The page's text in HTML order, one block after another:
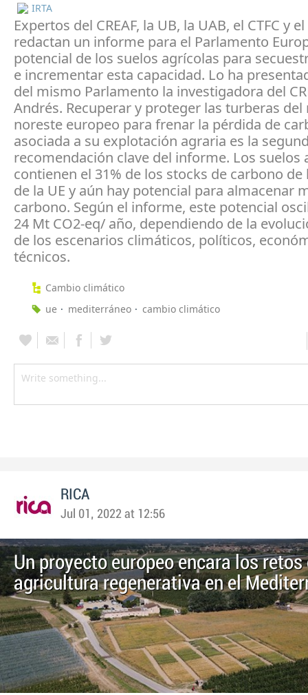
IRTA
Expertos del CREAF, la UB, la UAB, el CTFC y el
redactan un informe para el Parlamento
potencial de los suelos agrícolas para
e incrementar esta capacidad. Lo ha
del mismo Parlamento la investigadora del
Andrés. Recuperar y proteger las turberas del
noreste europeo para frenar la pérdida de
asociada a su explotación agraria es la
recomendación clave del informe. Los suelos
contienen el 31% de los stocks de carbono de
de la UE y aún hay potencial para almacenar
carbono. Según el informe, este potencial
24 Mt CO2-eq/ año, dependiendo de la
de los escenarios climáticos, políticos,
técnicos.
Cambio climático
ue
mediterráneo cambio climático
RICA
Jul 01, 2022 at 12:56
Un proyecto europeo encara los retos
agricultura regenerativa en el